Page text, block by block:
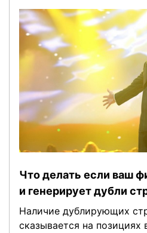
Что делать если ваш
и генерирует дубли
Наличие дублирующих
сказывается на позициях